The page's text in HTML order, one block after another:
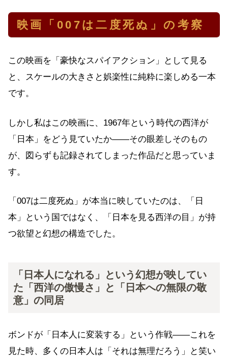
映画「007は二度死ぬ」の考察
この映画を「豪快なスパイアクション」として見る
と、スケールの大きさと娯楽性に純粋に楽しめる一本
です。
しかし私はこの映画に、1967年という時代の西洋が
「日本」をどう見ていたか——その眼差しそのもの
が、図らずも記録されてしまった作品だと思っていま
す。
「007は二度死ぬ」が本当に映していたのは、「日
本」という国ではなく、「日本を見る西洋の目」が持
つ欲望と幻想の構造でした。
「日本人になれる」という幻想が映してい
た「西洋の傲慢さ」と「日本への無限の敬
意」の同居
ボンドが「日本人に変装する」という作戦——これを
見た時、多くの日本人は「それは無理だろう」と笑い